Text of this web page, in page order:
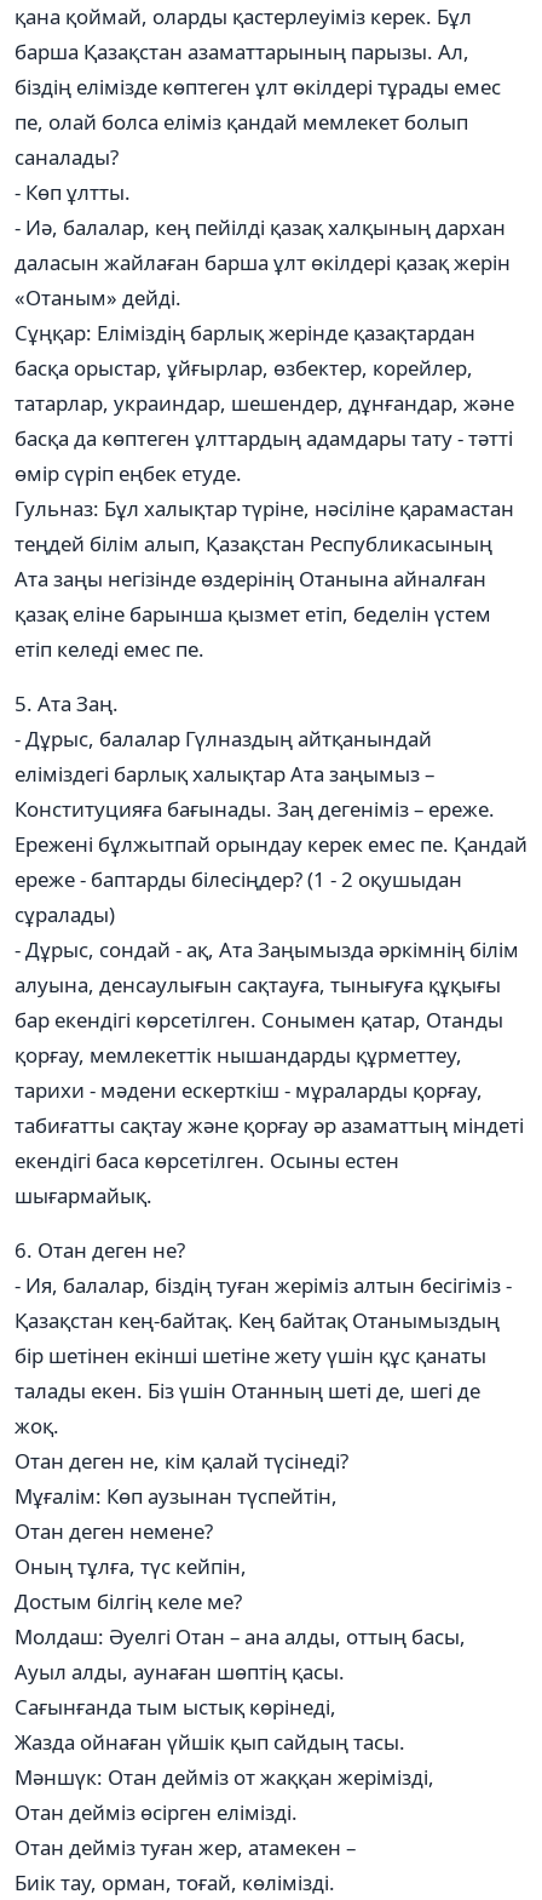
қана қоймай, оларды қастерлеуіміз керек. Бұл
барша Қазақстан азаматтарының парызы. Ал,
біздің елімізде көптеген ұлт өкілдері тұрады емес
пе, олай болса еліміз қандай мемлекет болып
саналады?
- Көп ұлтты.
- Иә, балалар, кең пейілді қазақ халқының дархан
даласын жайлаған барша ұлт өкілдері қазақ жерін
«Отаным» дейді.
Сұңқар: Еліміздің барлық жерінде қазақтардан
басқа орыстар, ұйғырлар, өзбектер, корейлер,
татарлар, украиндар, шешендер, дұнғандар, және
басқа да көптеген ұлттардың адамдары тату - тәтті
өмір сүріп еңбек етуде.
Гульназ: Бұл халықтар түріне, нәсіліне қарамастан
теңдей білім алып, Қазақстан Республикасының
Ата заңы негізінде өздерінің Отанына айналған
қазақ еліне барынша қызмет етіп, беделін үстем
етіп келеді емес пе.
5. Ата Заң.
- Дұрыс, балалар Гүлназдың айтқанындай
еліміздегі барлық халықтар Ата заңымыз –
Конституцияға бағынады. Заң дегеніміз – ереже.
Ережені бұлжытпай орындау керек емес пе. Қандай
ереже - баптарды білесіңдер? (1 - 2 оқушыдан
сұралады)
- Дұрыс, сондай - ақ, Ата Заңымызда әркімнің білім
алуына, денсаулығын сақтауға, тынығуға құқығы
бар екендігі көрсетілген. Сонымен қатар, Отанды
қорғау, мемлекеттік нышандарды құрметтеу,
тарихи - мәдени ескерткіш - мұраларды қорғау,
табиғатты сақтау және қорғау әр азаматтың міндеті
екендігі баса көрсетілген. Осыны естен
шығармайық.
6. Отан деген не?
- Ия, балалар, біздің туған жеріміз алтын бесігіміз -
Қазақстан кең-байтақ. Кең байтақ Отанымыздың
бір шетінен екінші шетіне жету үшін құс қанаты
талады екен. Біз үшін Отанның шеті де, шегі де
жоқ.
Отан деген не, кім қалай түсінеді?
Мұғалім: Көп аузынан түспейтін,
Отан деген немене?
Оның тұлға, түс кейпін,
Достым білгің келе ме?
Молдаш: Әуелгі Отан – ана алды, оттың басы,
Ауыл алды, аунаған шөптің қасы.
Сағынғанда тым ыстық көрінеді,
Жазда ойнаған үйшік қып сайдың тасы.
Мәншүк: Отан дейміз от жаққан жерімізді,
Отан дейміз өсірген елімізді.
Отан дейміз туған жер, атамекен –
Биік тау, орман, тоғай, көлімізді.